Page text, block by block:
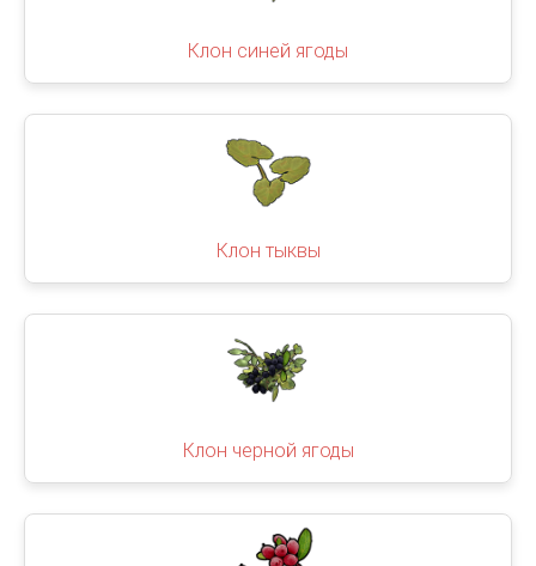
Клон синей ягоды
Клон тыквы
Клон черной ягоды